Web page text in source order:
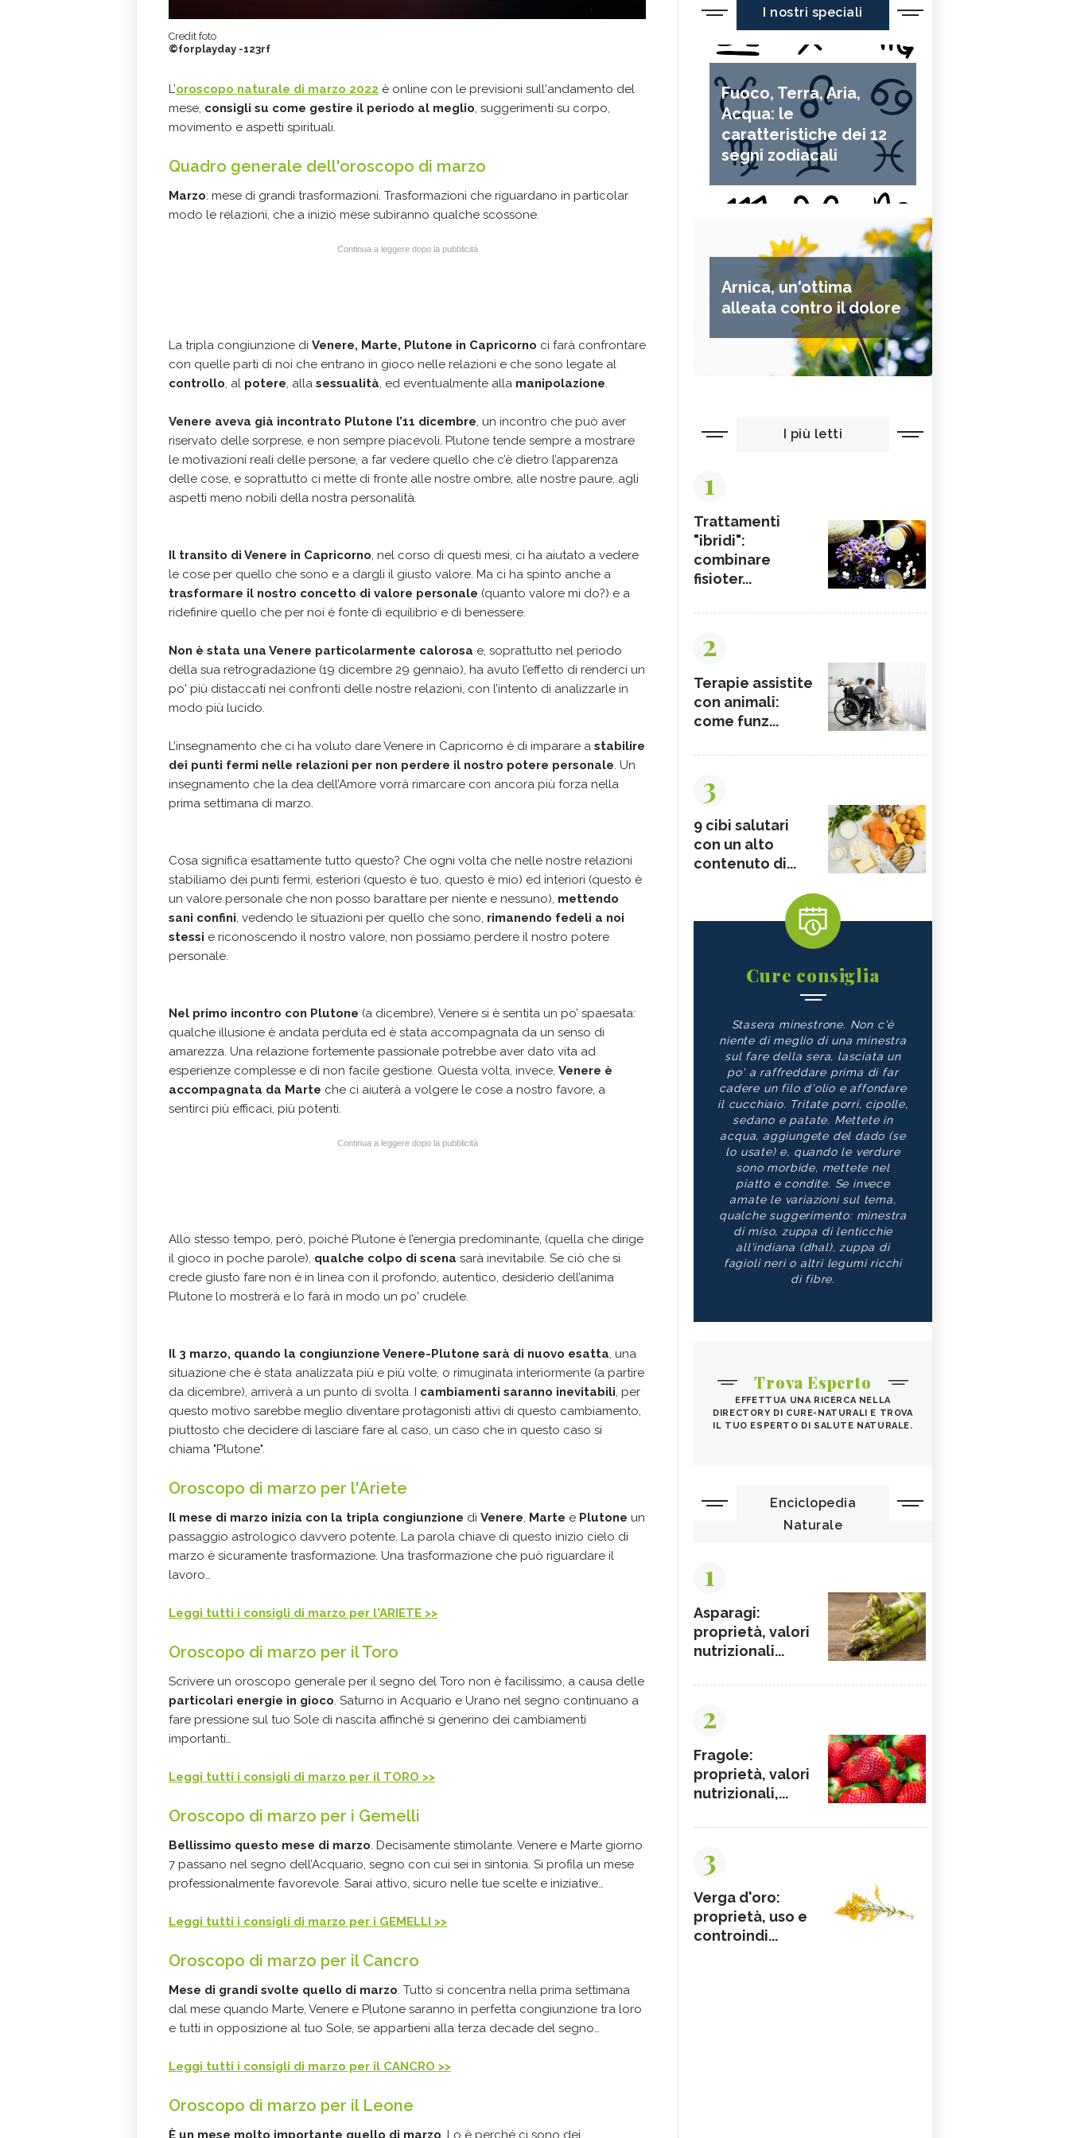
Credit foto
©forplayday -123rf
L’oroscopo naturale di marzo 2022 è online con le previsioni sull'andamento del
mese, consigli su come gestire il periodo al meglio, suggerimenti su corpo,
movimento e aspetti spirituali.
Quadro generale dell'oroscopo di marzo
Marzo: mese di grandi trasformazioni. Trasformazioni che riguardano in particolar
modo le relazioni, che a inizio mese subiranno qualche scossone.
Continua a leggere dopo la pubblicità
La tripla congiunzione di Venere, Marte, Plutone in Capricorno ci farà confrontare
con quelle parti di noi che entrano in gioco nelle relazioni e che sono legate al
controllo, al potere, alla sessualità, ed eventualmente alla manipolazione.
Venere aveva già incontrato Plutone l’11 dicembre, un incontro che può aver
riservato delle sorprese, e non sempre piacevoli. Plutone tende sempre a mostrare
le motivazioni reali delle persone, a far vedere quello che c’è dietro l’apparenza
delle cose, e soprattutto ci mette di fronte alle nostre ombre, alle nostre paure, agli
aspetti meno nobili della nostra personalità.
Il transito di Venere in Capricorno, nel corso di questi mesi, ci ha aiutato a vedere
le cose per quello che sono e a dargli il giusto valore. Ma ci ha spinto anche a
trasformare il nostro concetto di valore personale (quanto valore mi do?) e a
ridefinire quello che per noi è fonte di equilibrio e di benessere.
Non è stata una Venere particolarmente calorosa e, soprattutto nel periodo
della sua retrogradazione (19 dicembre 29 gennaio), ha avuto l’effetto di renderci un
po' più distaccati nei confronti delle nostre relazioni, con l’intento di analizzarle in
modo più lucido.
L’insegnamento che ci ha voluto dare Venere in Capricorno è di imparare a stabilire
dei punti fermi nelle relazioni per non perdere il nostro potere personale. Un
insegnamento che la dea dell’Amore vorrà rimarcare con ancora più forza nella
prima settimana di marzo.
Cosa significa esattamente tutto questo? Che ogni volta che nelle nostre relazioni
stabiliamo dei punti fermi, esteriori (questo è tuo, questo è mio) ed interiori (questo è
un valore personale che non posso barattare per niente e nessuno), mettendo
sani confini, vedendo le situazioni per quello che sono, rimanendo fedeli a noi
stessi e riconoscendo il nostro valore, non possiamo perdere il nostro potere
personale.
Nel primo incontro con Plutone (a dicembre), Venere si è sentita un po’ spaesata:
qualche illusione è andata perduta ed è stata accompagnata da un senso di
amarezza. Una relazione fortemente passionale potrebbe aver dato vita ad
esperienze complesse e di non facile gestione. Questa volta, invece, Venere è
accompagnata da Marte che ci aiuterà a volgere le cose a nostro favore, a
sentirci più efficaci, più potenti.
Continua a leggere dopo la pubblicità
Allo stesso tempo, però, poiché Plutone è l’energia predominante, (quella che dirige
il gioco in poche parole), qualche colpo di scena sarà inevitabile. Se ciò che si
crede giusto fare non è in linea con il profondo, autentico, desiderio dell’anima
Plutone lo mostrerà e lo farà in modo un po' crudele.
Il 3 marzo, quando la congiunzione Venere-Plutone sarà di nuovo esatta, una
situazione che è stata analizzata più e più volte, o rimuginata interiormente (a partire
da dicembre), arriverà a un punto di svolta. I cambiamenti saranno inevitabili, per
questo motivo sarebbe meglio diventare protagonisti attivi di questo cambiamento,
piuttosto che decidere di lasciare fare al caso, un caso che in questo caso si
chiama "Plutone".
Oroscopo di marzo per l'Ariete
Il mese di marzo inizia con la tripla congiunzione di Venere, Marte e Plutone un
passaggio astrologico davvero potente. La parola chiave di questo inizio cielo di
marzo è sicuramente trasformazione. Una trasformazione che può riguardare il
lavoro…
Leggi tutti i consigli di marzo per l'ARIETE >>
Oroscopo di marzo per il Toro
Scrivere un oroscopo generale per il segno del Toro non è facilissimo, a causa delle
particolari energie in gioco. Saturno in Acquario e Urano nel segno continuano a
fare pressione sul tuo Sole di nascita affinché si generino dei cambiamenti
importanti…
Leggi tutti i consigli di marzo per il TORO >>
Oroscopo di marzo per i Gemelli
Bellissimo questo mese di marzo. Decisamente stimolante. Venere e Marte giorno
7 passano nel segno dell’Acquario, segno con cui sei in sintonia. Si profila un mese
professionalmente favorevole. Sarai attivo, sicuro nelle tue scelte e iniziative…
Leggi tutti i consigli di marzo per i GEMELLI >>
Oroscopo di marzo per il Cancro
Mese di grandi svolte quello di marzo. Tutto si concentra nella prima settimana
dal mese quando Marte, Venere e Plutone saranno in perfetta congiunzione tra loro
e tutti in opposizione al tuo Sole, se appartieni alla terza decade del segno…
Leggi tutti i consigli di marzo per il CANCRO >>
Oroscopo di marzo per il Leone
I nostri speciali
Fuoco, Terra, Aria,
Acqua: le
caratteristiche dei 12
segni zodiacali
Arnica, un'ottima
alleata contro il dolore
I più letti
1
Trattamenti
"ibridi":
combinare
fisioter...
2
Terapie assistite
con animali:
come funz...
3
9 cibi salutari
con un alto
contenuto di...
Cure consiglia
Stasera minestrone. Non c'è
niente di meglio di una minestra
sul fare della sera, lasciata un
po' a raffreddare prima di far
cadere un filo d'olio e affondare
il cucchiaio. Tritate porri, cipolle,
sedano e patate. Mettete in
acqua, aggiungete del dado (se
lo usate) e, quando le verdure
sono morbide, mettete nel
piatto e condite. Se invece
amate le variazioni sul tema,
qualche suggerimento: minestra
di miso, zuppa di lenticchie
all'indiana (dhal), zuppa di
fagioli neri o altri legumi ricchi
di fibre.
Trova Esperto
EFFETTUA UNA RICERCA NELLA
DIRECTORY DI CURE-NATURALI E TROVA
IL TUO ESPERTO DI SALUTE NATURALE.
Enciclopedia
Naturale
1
Asparagi:
proprietà, valori
nutrizionali...
2
Fragole:
proprietà, valori
nutrizionali,...
3
Verga d'oro:
proprietà, uso e
controindi...